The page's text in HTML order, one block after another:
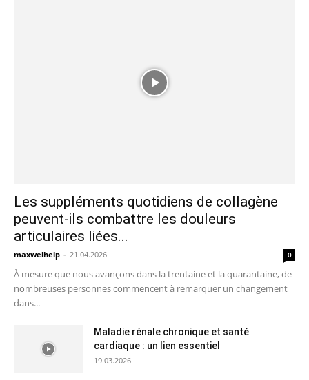
Les suppléments quotidiens de collagène
peuvent-ils combattre les douleurs
articulaires liées...
maxwelhelp - 21.04.2026 0
À mesure que nous avançons dans la trentaine et la quarantaine, de
nombreuses personnes commencent à remarquer un changement
dans...
Maladie rénale chronique et santé
cardiaque : un lien essentiel
19.03.2026